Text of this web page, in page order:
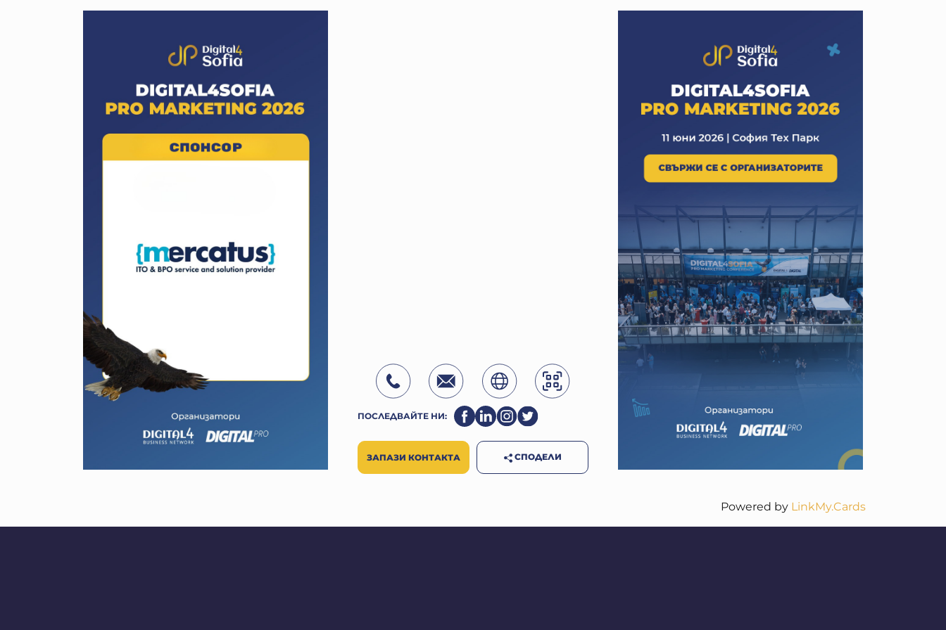
ПОСЛЕДВАЙТЕ НИ:
ЗАПАЗИ КОНТАКТА СПОДЕЛИ
Powered by LinkMy.Cards